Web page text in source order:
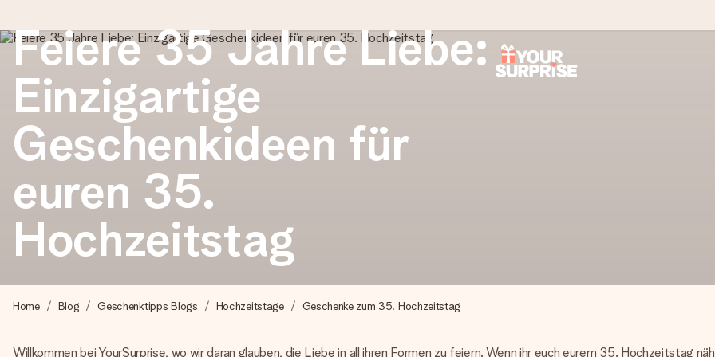
Heute bestellt, in 1 Werktag verschickt
Wir bereiten dein Geschenk sorgfältig vor und schicken es blitzschnell – damit du es genau zum richtigen Zeitpunkt überreichen
zählt.
4,8 (basierend auf +15.000 Bewertungen)
Unsere Geschenke begeistern. Kunden bewerten uns mit 4,8 bei Google Reviews (Gesamtergebnis aller Länder, in die wir
+49 39292 929695
Montag - Freitag : 8:30 - 17:00 Uhr
Feiere 35 Jahre Liebe:
Einzigartige
Geschenkideen für
euren 35.
Hochzeitstag
Home Blog Geschenktipps Blogs Hochzeitstage Geschenke zum 35. Hochzeitstag
Willkommen bei YourSurprise, wo wir daran glauben, die Liebe in all ihren Formen zu feiern. Wenn ihr euch eurem 35. Hochzeitstag